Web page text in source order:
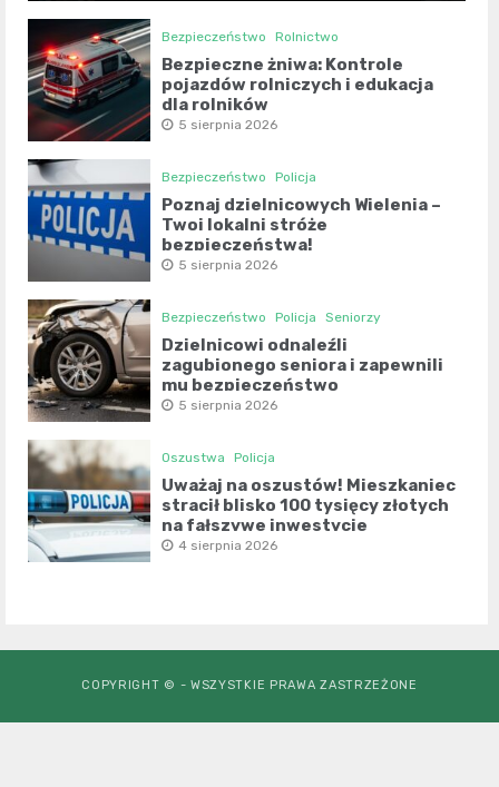
Bezpieczeństwo Rolnictwo
Bezpieczne żniwa: Kontrole
pojazdów rolniczych i edukacja
dla rolników
5 sierpnia 2026
Bezpieczeństwo Policja
Poznaj dzielnicowych Wielenia –
Twoi lokalni stróże
bezpieczeństwa!
5 sierpnia 2026
Bezpieczeństwo Policja Seniorzy
Dzielnicowi odnaleźli
zagubionego seniora i zapewnili
mu bezpieczeństwo
5 sierpnia 2026
Oszustwa Policja
Uważaj na oszustów! Mieszkaniec
stracił blisko 100 tysięcy złotych
na fałszywe inwestycje
4 sierpnia 2026
COPYRIGHT © - WSZYSTKIE PRAWA ZASTRZEŻONE